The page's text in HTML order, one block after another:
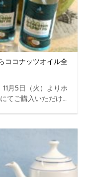
ココナッツオイル全
月5日（火）よりホ
てご購入いただけ